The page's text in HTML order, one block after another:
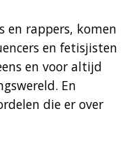
en rappers, komen
en fetisjisten
en voor altijd
En
die er over